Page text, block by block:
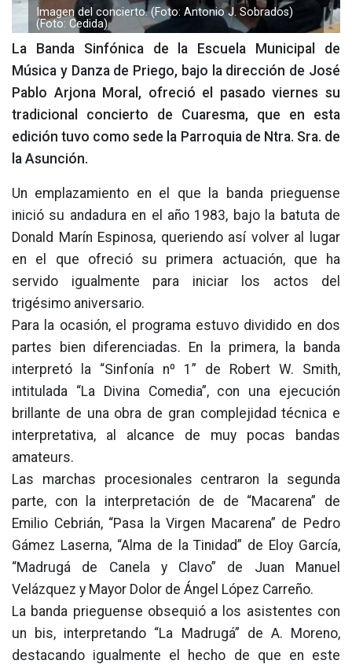
Imagen del concierto. (Foto: Antonio J. Sobrados)
(Foto: Cedida)
La Banda Sinfónica de la Escuela Municipal de
Música y Danza de Priego, bajo la dirección de José
Pablo Arjona Moral, ofreció el pasado viernes su
tradicional concierto de Cuaresma, que en esta
edición tuvo como sede la Parroquia de Ntra. Sra. de
la Asunción.
Un emplazamiento en el que la banda prieguense
inició su andadura en el año 1983, bajo la batuta de
Donald Marín Espinosa, queriendo así volver al lugar
en el que ofreció su primera actuación, que ha
servido igualmente para iniciar los actos del
trigésimo aniversario.
Para la ocasión, el programa estuvo dividido en dos
partes bien diferenciadas. En la primera, la banda
interpretó la “Sinfonía nº 1” de Robert W. Smith,
intitulada “La Divina Comedia”, con una ejecución
brillante de una obra de gran complejidad técnica e
interpretativa, al alcance de muy pocas bandas
amateurs.
Las marchas procesionales centraron la segunda
parte, con la interpretación de de “Macarena” de
Emilio Cebrián, “Pasa la Virgen Macarena” de Pedro
Gámez Laserna, “Alma de la Tinidad” de Eloy García,
“Madrugá de Canela y Clavo” de Juan Manuel
Velázquez y Mayor Dolor de Ángel López Carreño.
La banda prieguense obsequió a los asistentes con
un bis, interpretando “La Madrugá” de A. Moreno,
destacando igualmente el hecho de que en este